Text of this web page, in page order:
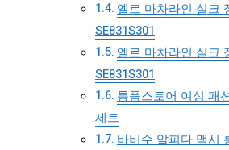
엘르 마차라인 실크
SE831S301
엘르 마차라인 실크
SE831S301
통품스토어 여성 패
세트
바비수 알피다 맥시